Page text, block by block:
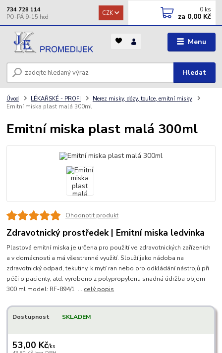
Menu
CZK
Hledat
734 728 114 0 ks
za 0,00 Kč
Úvod LÉKAŘSKÉ - PROFI
Nerez misky, dózy, toulce, emitní misky
Emitní miska plast malá 300ml
Emitní miska plast malá 300ml
Ohodnotit produkt
Zdravotnický prostředek | Emitní miska ledvinka
Plastová emitní miska je určena pro použití ve zdravotnických zařízeních
a v domácnosti a má všestranné využití. Slouží jako nádoba na
zdravotnický odpad, tekutiny, k mytí ran nebo pro odkládání nástrojů při
péči o pacienty, atd. vyrobeno z polypropylenu snadná údržba objem
300 ml model: RF-894/1 ... celý popis
Dostupnost SKLADEM
53,00 Kč/ks